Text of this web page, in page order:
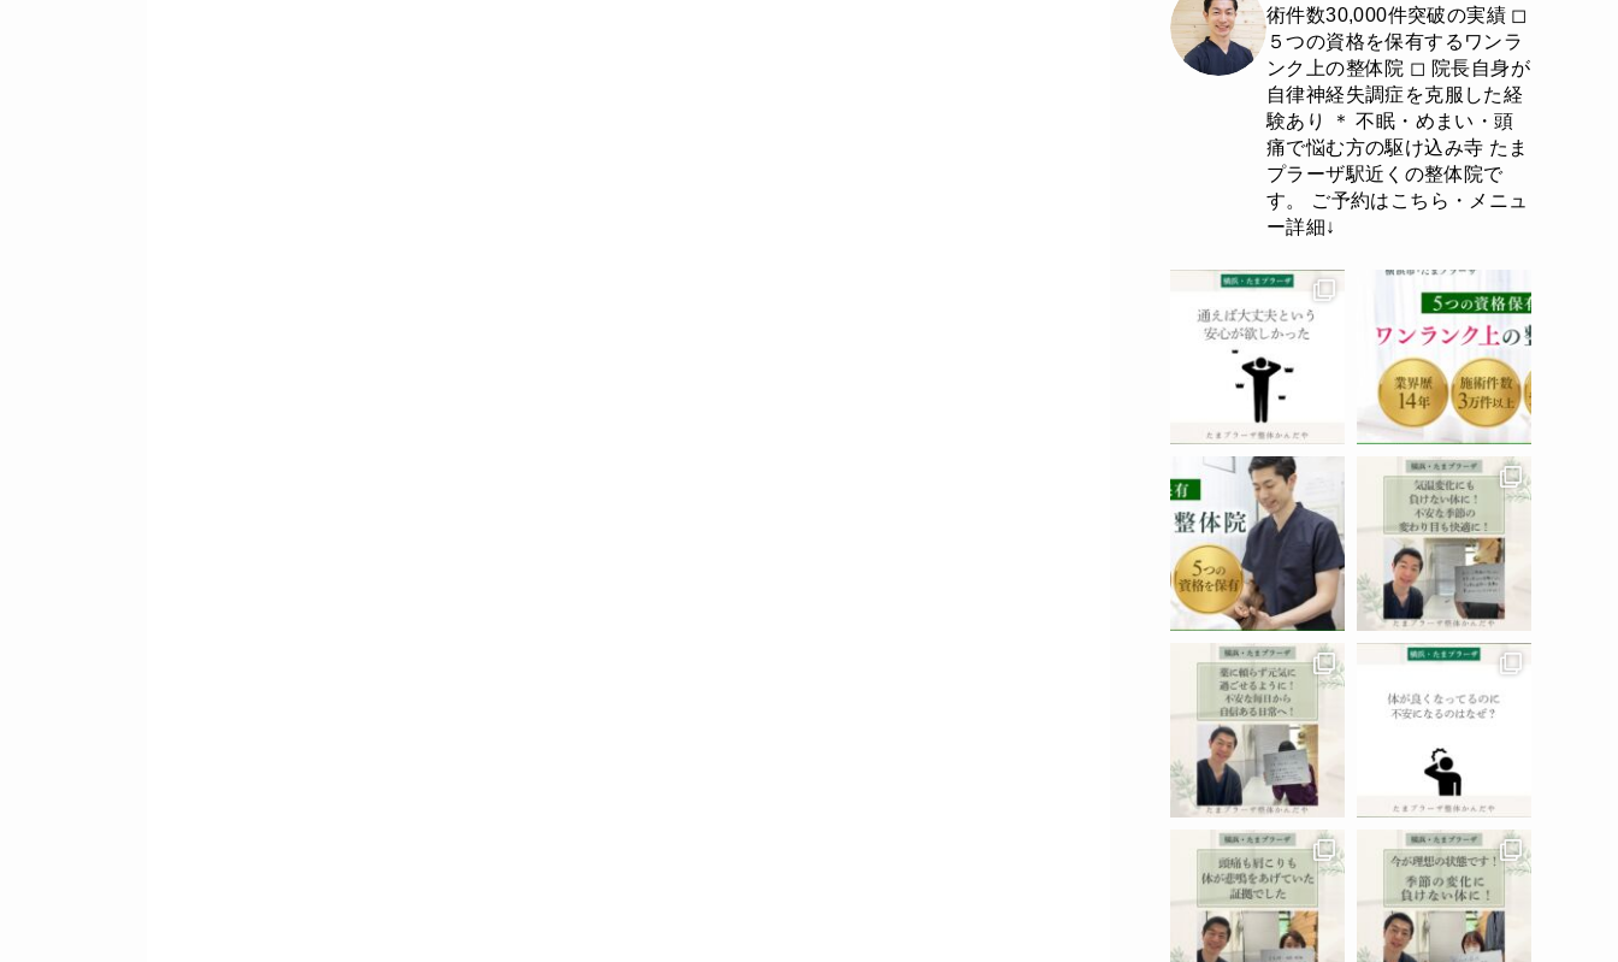
術件数30,000件突破の実績 ◻︎
５つの資格を保有するワンラ
ンク上の整体院 ◻︎ 院長自身が
自律神経失調症を克服した経
験あり
＊ 不眠・めまい・頭
痛で悩む方の駆け込み寺 たま
プラーザ駅近くの整体院で
す。
ご予約はこちら・メニュ
ー詳細↓